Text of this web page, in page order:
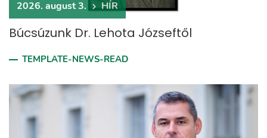
2026. august 3. HÍR
Búcsúzunk Dr. Lehota Józseftől
TEMPLATE-NEWS-READ